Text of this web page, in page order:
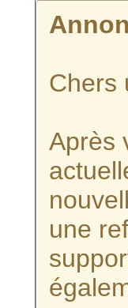
Chers
Après
une